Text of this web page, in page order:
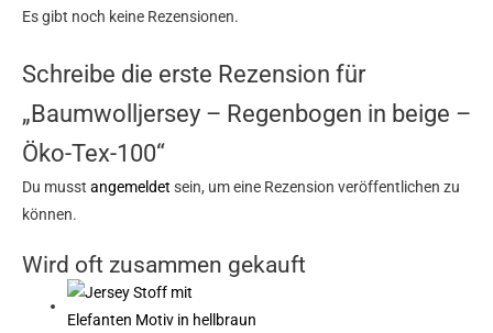
Es gibt noch keine Rezensionen.
Schreibe die erste Rezension für
„Baumwolljersey – Regenbogen in beige –
Öko-Tex-100“
Du musst angemeldet sein, um eine Rezension veröffentlichen zu
können.
Wird oft zusammen gekauft